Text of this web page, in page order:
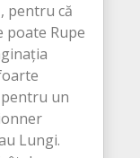
pentru că
poate Rupe
un
Lungi.